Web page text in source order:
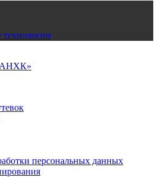
персональных данных